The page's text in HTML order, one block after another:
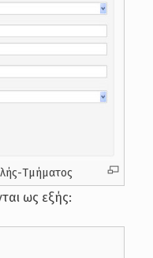
Τμήματος
ως εξής: